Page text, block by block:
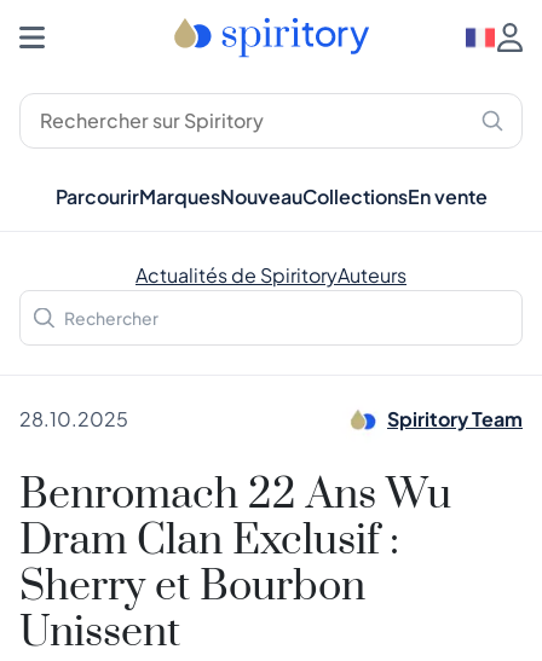
ParcourirMarquesNouveauCollectionsEn vente
Actualités de SpiritoryAuteurs
28.10.2025 Spiritory Team
Benromach 22 Ans Wu
Dram Clan Exclusif :
Sherry et Bourbon
Unissent